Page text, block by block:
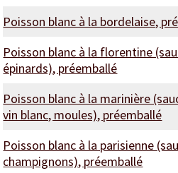
Poisson blanc à la bordelaise,
Poisson blanc à la florentine
épinards), préemballé
Poisson blanc à la marinière
vin blanc, moules), préemballé
Poisson blanc à la parisienne
champignons), préemballé